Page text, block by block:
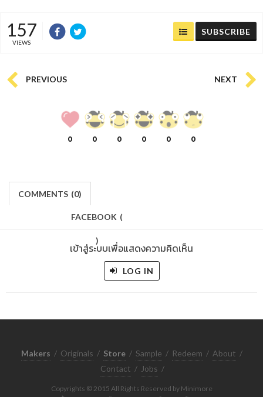
157
VIEWS
SUBSCRIBE
PREVIOUS NEXT
0 0 0 0 0 0
COMMENTS (0)
FACEBOOK (
)
เข้าสู่ระบบเพื่อแสดงความคิดเห็น
LOG IN
Makers / Originals / Store / Sample / Redeem / About /
Contact / Jobs /
Copyrights © 2015 All Rights Reserved by Minimore